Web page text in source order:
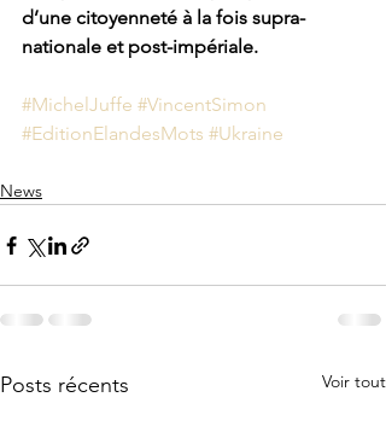
d’une citoyenneté à la fois supra-
nationale et post-impériale.
#MichelJuffe #VincentSimon
#EditionElandesMots #Ukraine
News
Posts récents Voir tout